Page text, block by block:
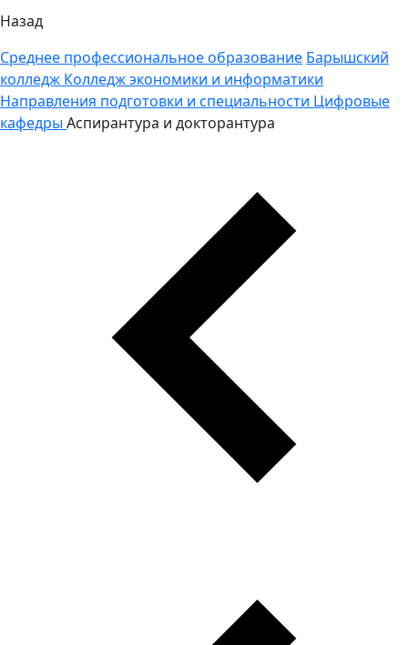
Назад
Среднее профессиональное образование Барышский
колледж Колледж экономики и информатики
Направления подготовки и специальности Цифровые
кафедры Аспирантура и докторантура